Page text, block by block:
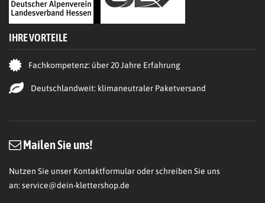
IHRE VORTEILE
Fachkompetenz: über 20 Jahre Erfahrung
Deutschlandweit: klimaneutraler Paketversand
Mailen Sie uns!
Nutzen Sie unser Kontaktformular oder schreiben Sie uns
an: service@dein-klettershop.de